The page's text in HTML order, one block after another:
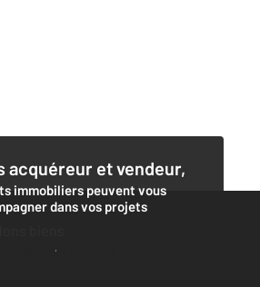
acquéreur et vendeur,
immobiliers peuvent vous
dans vos projets
Contacter l'agence
biens